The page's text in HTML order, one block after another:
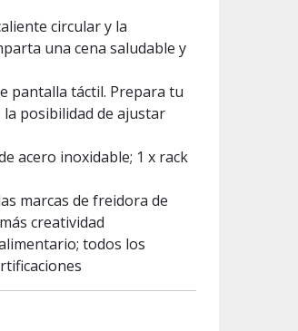
circular y la
una cena saludable y
pantalla táctil. Prepara tu
posibilidad de ajustar
acero inoxidable; 1 x rack
marcas de freidora de
creatividad
todos los